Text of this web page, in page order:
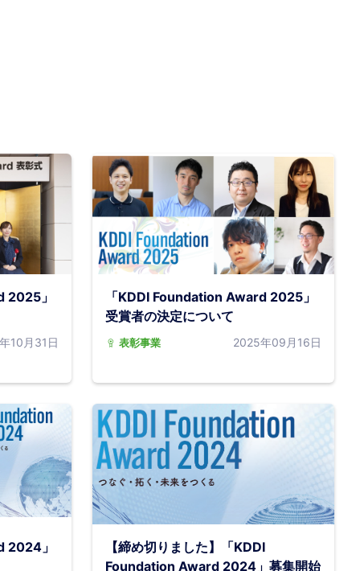
2025」
10月31日
「KDDI Foundation Award 2025」
受賞者の決定について
表彰事業 2025年09月16日
2024」
【締め切りました】「KDDI
Foundation Award 2024」募集開始